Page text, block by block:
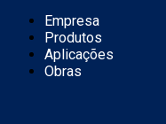
Empresa
Produtos
Aplicações
Obras